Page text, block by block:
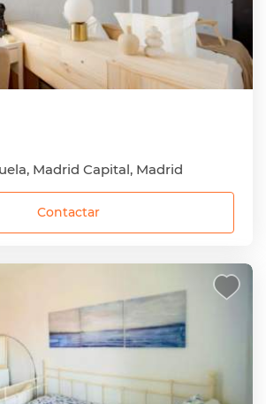
Madrid Capital, Madrid
Contactar